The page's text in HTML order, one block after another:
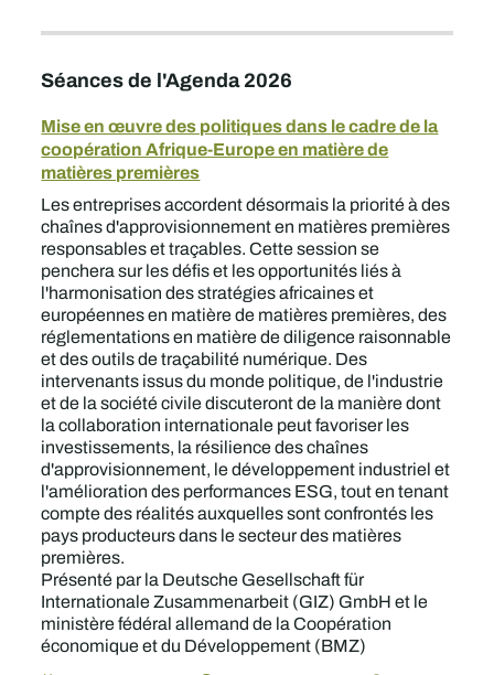
Séances de l'Agenda 2026
Mise en œuvre des politiques dans le cadre de la
coopération Afrique-Europe en matière de
matières premières
Les entreprises accordent désormais la priorité à des
chaînes d'approvisionnement en matières premières
responsables et traçables. Cette session se
penchera sur les défis et les opportunités liés à
l'harmonisation des stratégies africaines et
européennes en matière de matières premières, des
réglementations en matière de diligence raisonnable
et des outils de traçabilité numérique. Des
intervenants issus du monde politique, de l'industrie
et de la société civile discuteront de la manière dont
la collaboration internationale peut favoriser les
investissements, la résilience des chaînes
d'approvisionnement, le développement industriel et
l'amélioration des performances ESG, tout en tenant
compte des réalités auxquelles sont confrontés les
pays producteurs dans le secteur des matières
premières.
Présenté par la Deutsche Gesellschaft für
Internationale Zusammenarbeit (GIZ) GmbH et le
ministère fédéral allemand de la Coopération
économique et du Développement (BMZ)